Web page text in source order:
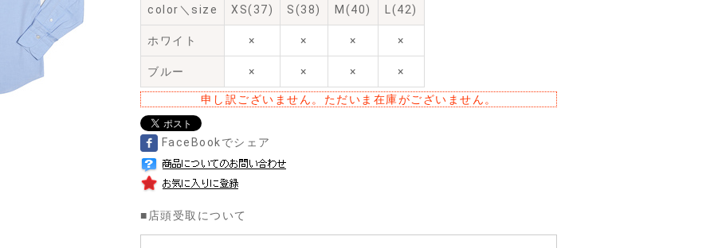
color＼size XS(37) S(38) M(40) L(42)
ホワイト × × × ×
ブルー × × × ×
申し訳ございません。ただいま在庫がございません。
FaceBookでシェア
■店頭受取について